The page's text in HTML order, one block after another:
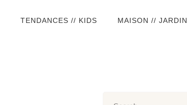
TENDANCES // KIDS MAISON // JARDIN